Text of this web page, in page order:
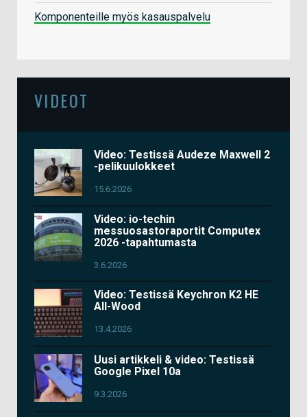
Komponenteille myös kasauspalvelu
VIDEOT
Video: Testissä Audeze Maxwell 2
-pelikuulokkeet
15.6.2026
Video: io-techin
messuosastoraportit Computex
2026 -tapahtumasta
3.6.2026
Video: Testissä Keychron K2 HE
All-Wood
13.4.2026
Uusi artikkeli & video: Testissä
Google Pixel 10a
9.3.2026